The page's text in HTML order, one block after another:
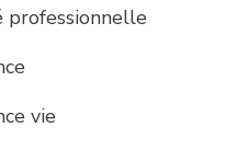
professionnelle
vie